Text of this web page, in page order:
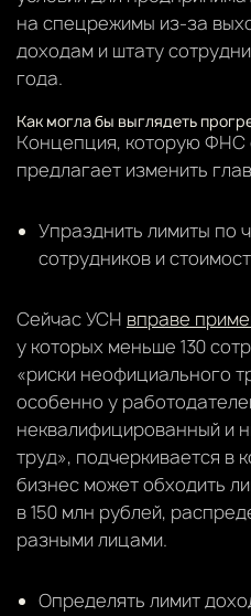
на спецрежимы из-за
доходам и штату
года.
Как могла бы выглядеть
Концепция, которую ФНС
предлагает изменить
Упразднить лимиты по
сотрудников и
Сейчас УСН вправе
у которых меньше 130
«риски неофициального
особенно у
неквалифицированный и
труд», подчеркивается в
бизнес может обходить
в 150 млн рублей,
разными лицами.
Определять лимит